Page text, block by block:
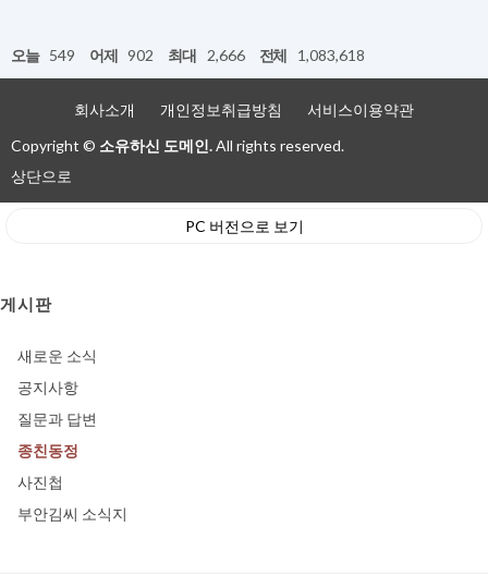
오늘 549 어제 902 최대 2,666 전체 1,083,618
회사소개 개인정보취급방침
서비스이용약관
Copyright © 소유하신 도메인.All rights reserved.
상단으로
PC 버전으로 보기
게시판
새로운 소식
공지사항
질문과 답변
종친동정
사진첩
부안김씨 소식지